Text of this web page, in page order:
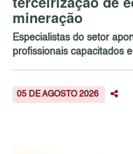
mineração
Especialistas do setor
profissionais capacitados
05 DE AGOSTO 2026